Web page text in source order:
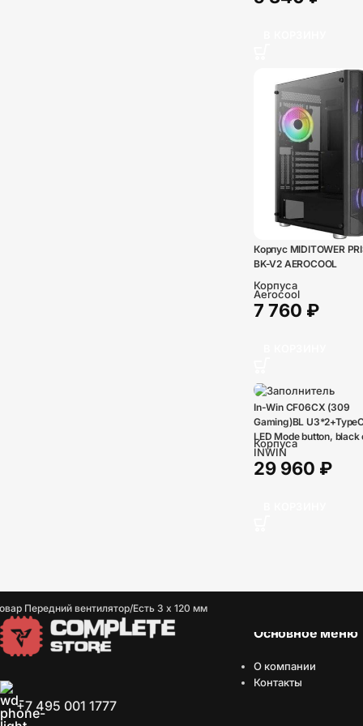
Корпус MIDITOWER
BK-V2 AEROCOOL
Корпуса
Aerocool
7 760 ₽
In-Win CF06CX (309
Gaming)BL
LED Mode button, black
Saturn ASN120 fan*4
rear*1), glass side panel,
Корпуса
INWIN
29 960 ₽
Передний вентилятор Есть 3 х 120 мм
+7 495 001 1777
Основное меню
О компании
Контакты